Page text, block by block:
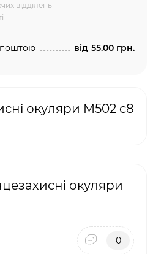
відділень
від 55.00 грн.
окуляри M502 c8
окуляри
0